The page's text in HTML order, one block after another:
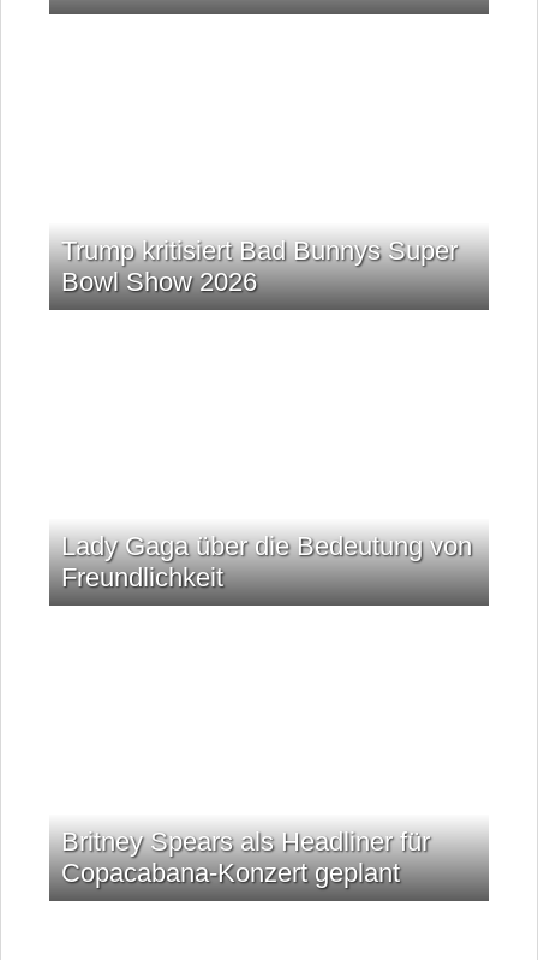
Trump kritisiert Bad Bunnys Super
Bowl Show 2026
Lady Gaga über die Bedeutung von
Freundlichkeit
Britney Spears als Headliner für
Copacabana-Konzert geplant